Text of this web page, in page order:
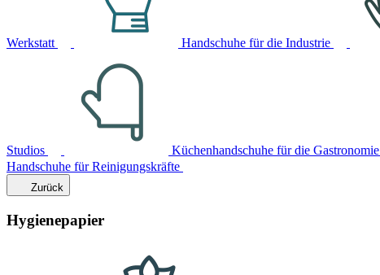
Werkstatt Handschuhe für die Industrie
Studios Küchenhandschuhe für die Gastronomie
Handschuhe für Reinigungskräfte
Zurück
Hygienepapier